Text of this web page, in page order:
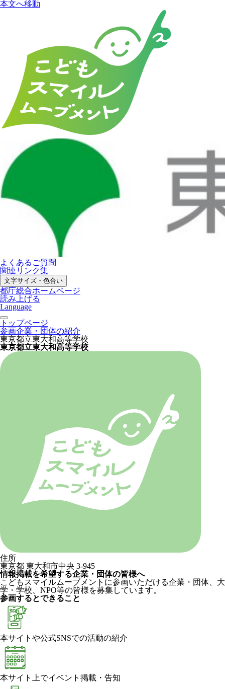
本文へ移動
よくあるご質問
関連リンク集
文字サイズ・色合い
都庁総合ホームページ
読み上げる
Language
トップページ
参画企業・団体の紹介
東京都立東大和高等学校
東京都立東大和高等学校
住所
東京都 東大和市中央 3-945
情報掲載を希望する企業・団体の皆様へ
こどもスマイルムーブメントに参画いただける企業・団体、大
学・学校、NPO等の皆様を募集しています。
参画するとできること
本サイトや公式SNSでの活動の紹介
本サイト上でイベント掲載・告知